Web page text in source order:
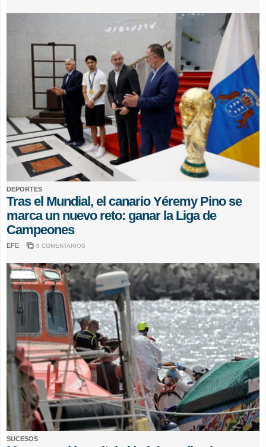
DEPORTES
Tras el Mundial, el canario Yéremy Pino se
marca un nuevo reto: ganar la Liga de
Campeones
EFE 0 COMENTARIOS
SUCESOS